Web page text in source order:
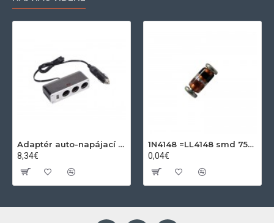
Adaptér auto-napájací 1xkon./3x zdierka- 12/24V, USB 1000mA
8,34€
1N4148 =LL4148 smd 75V,0.15A SOD80C
0,04€